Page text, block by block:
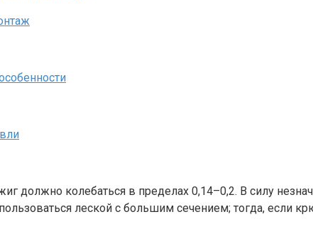
должно колебаться в пределах 0,14–0,2. В силу
леской с большим сечением; тогда, если